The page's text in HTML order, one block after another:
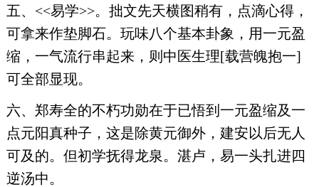
五、<<易学>>。拙文先天横图稍有，点滴心得，
可拿来作垫脚石。玩味八个基本卦象，用一元盈
缩，一气流行串起来，则中医生理[载营魄抱一]
可全部显现。
六、郑寿全的不朽功勋在于已悟到一元盈缩及一
点元阳真种子，这是除黄元御外，建安以后无人
可及的。但初学抚得龙泉。湛卢，易一头扎进四
逆汤中。